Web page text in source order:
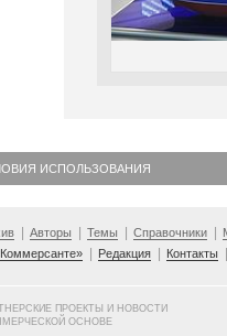
ИСПОЛЬЗОВАНИЯ
Авторы Темы Справочники
Редакция Контакты
ПРОЕКТЫ И НОВОСТИ
ОСНОВЕ